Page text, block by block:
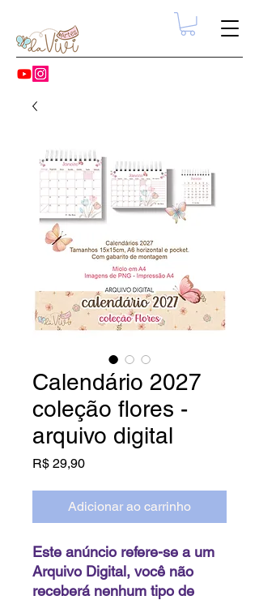
Calendário 2027
coleção flores -
arquivo digital
R$ 29,90Preço
Adicionar ao carrinho
Este anúncio refere-se a um
Arquivo Digital, você não
receberá nenhum tipo de